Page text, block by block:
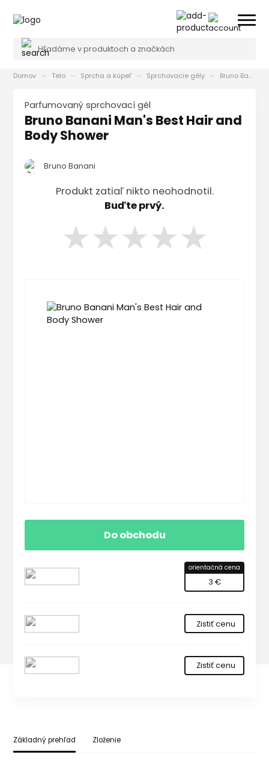
Domov Telo Sprcha a kúpeľ Sprchovacie gély Bruno Banani Man's Best Hair and Body Shower
Parfumovaný sprchovací gél
Bruno Banani Man's Best Hair and
Body Shower
Bruno Banani
Produkt zatiaľ nikto neohodnotil.
Buďte prvý.
★★★★★
Do obchodu
orientačná cena
3 €
Zistiť cenu
Zistiť cenu
Základný prehľad Zloženie